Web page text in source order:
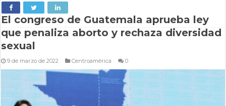
El congreso de Guatemala aprueba ley
que penaliza aborto y rechaza diversidad
sexual
9 de marzo de 2022 Centroamérica 0